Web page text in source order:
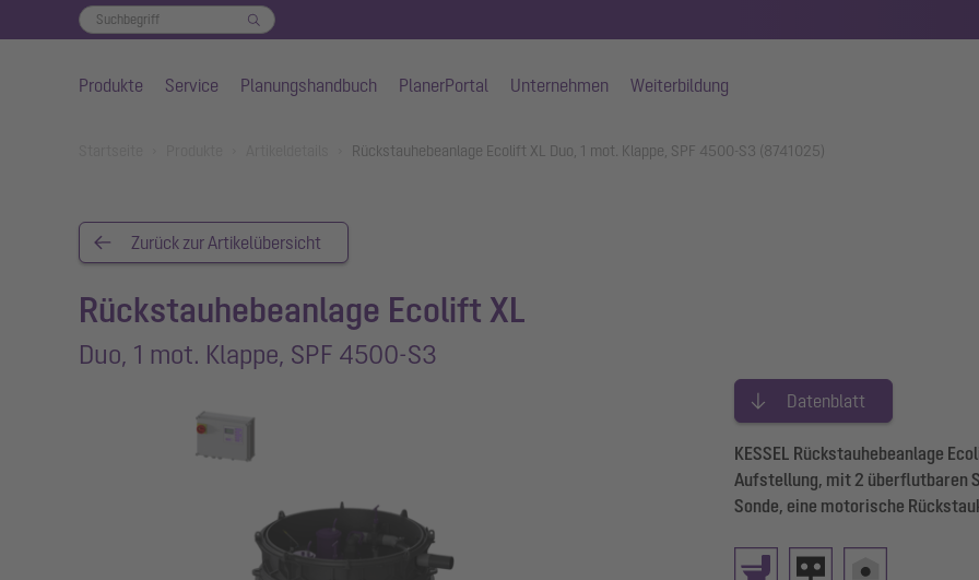
Produkte Service Planungshandbuch PlanerPortal Unternehmen Weiterbildung
Rückstauhebeanlage Ecolift XL Duo, 1 mot. Klappe, SPF 4500-S3 (8741025)
Zurück zur Artikelübersicht
Rückstauhebeanlage Ecolift XL
Duo, 1 mot. Klappe, SPF 4500-S3
Datenblatt
KESSEL Rückstauhebeanlage
Aufstellung, mit 2 überflutbaren
Sonde, eine motorische